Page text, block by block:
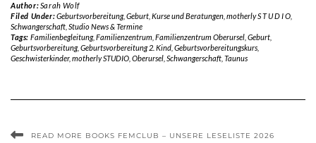
Author:Sarah Wolf
Filed Under:Geburtsvorbereitung, Geburt, Kurse und Beratungen, motherly S T U D I O,
Schwangerschaft Studio News & Termine
Tags: Familienbegleitung, Familienzentrum Familienzentrum Oberursel, Geburt,
Geburtsvorbereitung, Geburtsvorbereitung 2. Kind Geburtsvorbereitungskurs
Geschwisterkinder, motherly STUDIO Oberursel Schwangerschaft Taunus
READ MORE BOOKS FEMCLUB – UNSERE LESELISTE 2026